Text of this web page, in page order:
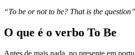
“To be or not to be? That is the question”
O que é o verbo To Be
Antes de mais nada, no presente em